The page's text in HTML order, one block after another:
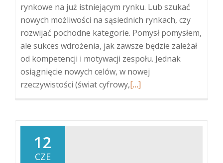
rynkowe na już istniejącym rynku. Lub szukać
nowych możliwości na sąsiednich rynkach, czy
rozwijać pochodne kategorie. Pomysł pomysłem,
ale sukces wdrożenia, jak zawsze będzie zależał
od kompetencji i motywacji zespołu. Jednak
osiągnięcie nowych celów, w nowej
rzeczywistości (świat cyfrowy,Więcej
[…]
12
CZE